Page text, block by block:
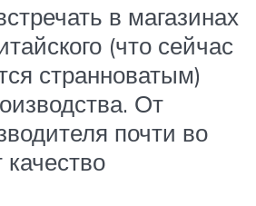
в магазинах
(что сейчас
странноватым)
От
почти во